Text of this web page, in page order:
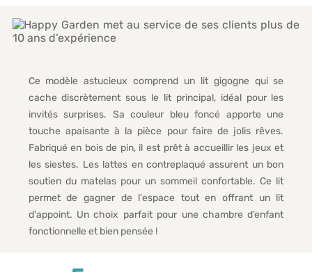
Ce modèle astucieux comprend un lit gigogne qui se
cache discrètement sous le lit principal, idéal pour les
invités surprises. Sa couleur bleu foncé apporte une
touche apaisante à la pièce pour faire de jolis rêves.
Fabriqué en bois de pin, il est prêt à accueillir les jeux et
les siestes. Les lattes en contreplaqué assurent un bon
soutien du matelas pour un sommeil confortable. Ce lit
permet de gagner de l'espace tout en offrant un lit
d'appoint. Un choix parfait pour une chambre d’enfant
fonctionnelle et bien pensée !